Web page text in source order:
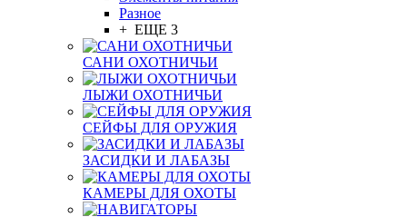
Разное
+ ЕЩЕ 3
САНИ ОХОТНИЧЬИ
ЛЫЖИ ОХОТНИЧЬИ
СЕЙФЫ ДЛЯ ОРУЖИЯ
ЗАСИДКИ И ЛАБАЗЫ
КАМЕРЫ ДЛЯ ОХОТЫ